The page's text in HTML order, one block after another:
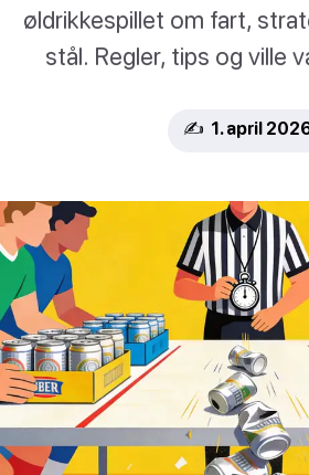
øldrikkespillet om fart,
stål. Regler, tips og ville
✍️ 1. april